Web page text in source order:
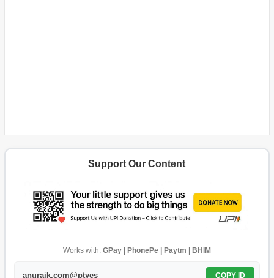
Support Our Content
Works with: GPay | PhonePe | Paytm | BHIM
anurajk.com@ptyes COPY ID